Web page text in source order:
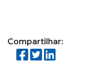
Compartilhar: